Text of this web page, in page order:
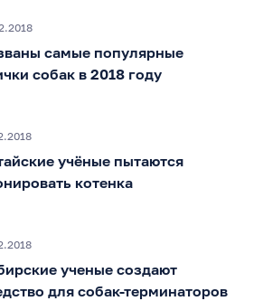
самые популярные
собак в 2018 году
учёные пытаются
котенка
ученые создают
для собак-терминаторов